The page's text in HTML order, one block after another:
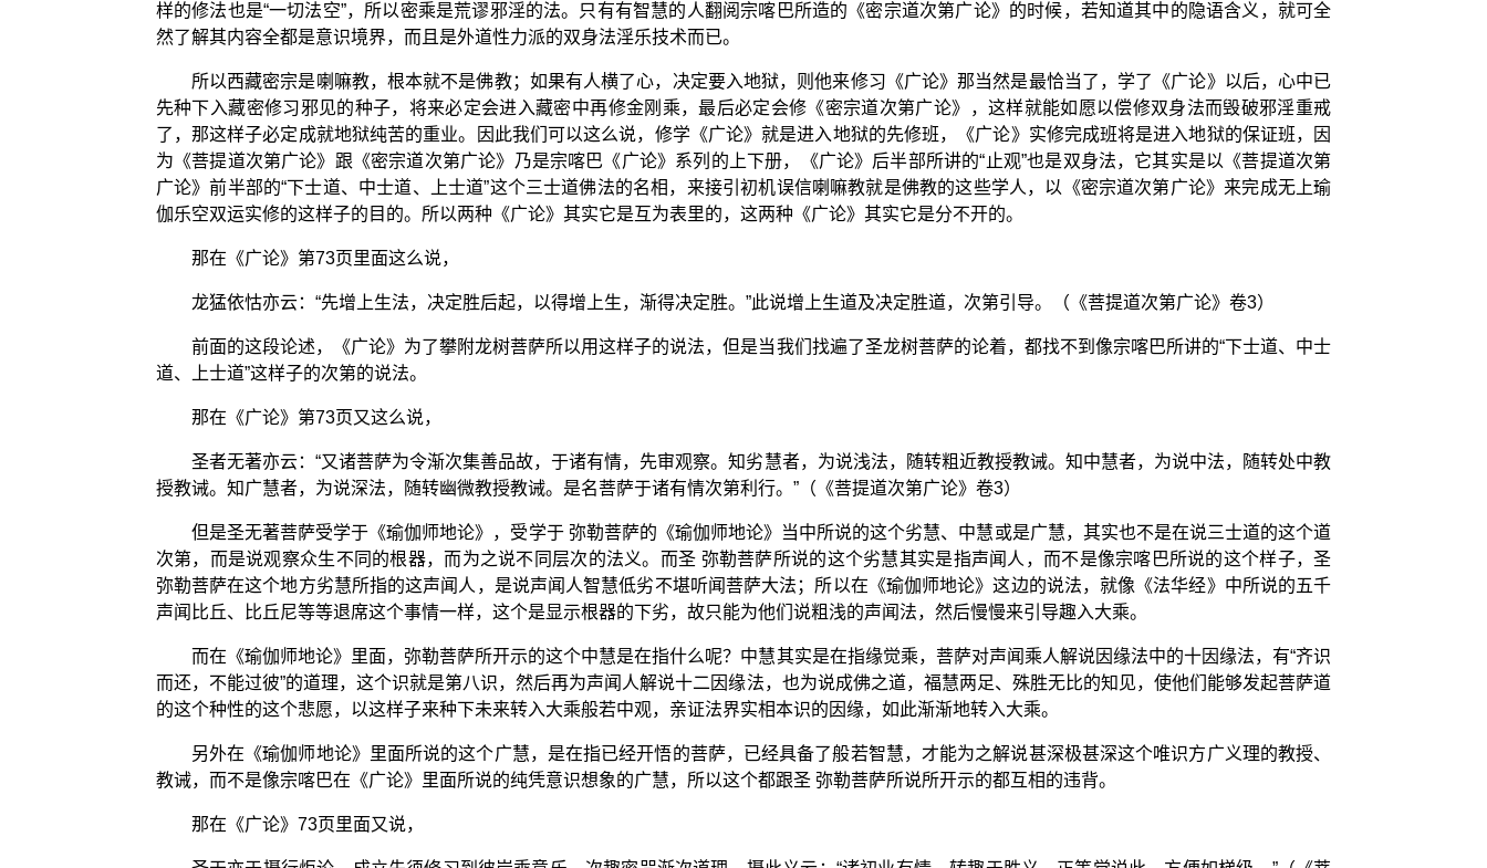
样的修法也是“一切法空”，所以密乘是荒谬邪淫的法。只有有智慧的人翻阅宗喀巴所造的《密宗道次第广论》的时候，若知道其中的隐语含义，就可全
然了解其内容全都是意识境界，而且是外道性力派的双身法淫乐技术而已。
所以西藏密宗是喇嘛教，根本就不是佛教；如果有人横了心，决定要入地狱，则他来修习《广论》那当然是最恰当了，学了《广论》以后，心中已
先种下入藏密修习邪见的种子，将来必定会进入藏密中再修金刚乘，最后必定会修《密宗道次第广论》，这样就能如愿以偿修双身法而毁破邪淫重戒
了，那这样子必定成就地狱纯苦的重业。因此我们可以这么说，修学《广论》就是进入地狱的先修班，《广论》实修完成班将是进入地狱的保证班，因
为《菩提道次第广论》跟《密宗道次第广论》乃是宗喀巴《广论》系列的上下册，《广论》后半部所讲的“止观”也是双身法，它其实是以《菩提道次第
广论》前半部的“下士道、中士道、上士道”这个三士道佛法的名相，来接引初机误信喇嘛教就是佛教的这些学人，以《密宗道次第广论》来完成无上瑜
伽乐空双运实修的这样子的目的。所以两种《广论》其实它是互为表里的，这两种《广论》其实它是分不开的。
那在《广论》第73页里面这么说，
龙猛依怙亦云：“先增上生法，决定胜后起，以得增上生，渐得决定胜。”此说增上生道及决定胜道，次第引导。（《菩提道次第广论》卷3）
前面的这段论述，《广论》为了攀附龙树菩萨所以用这样子的说法，但是当我们找遍了圣龙树菩萨的论着，都找不到像宗喀巴所讲的“下士道、中士
道、上士道”这样子的次第的说法。
那在《广论》第73页又这么说，
圣者无著亦云：“又诸菩萨为令渐次集善品故，于诸有情，先审观察。知劣慧者，为说浅法，随转粗近教授教诫。知中慧者，为说中法，随转处中教
授教诫。知广慧者，为说深法，随转幽微教授教诫。是名菩萨于诸有情次第利行。”（《菩提道次第广论》卷3）
但是圣无著菩萨受学于《瑜伽师地论》，受学于 弥勒菩萨的《瑜伽师地论》当中所说的这个劣慧、中慧或是广慧，其实也不是在说三士道的这个道
次第，而是说观察众生不同的根器，而为之说不同层次的法义。而圣 弥勒菩萨所说的这个劣慧其实是指声闻人，而不是像宗喀巴所说的这个样子，圣
弥勒菩萨在这个地方劣慧所指的这声闻人，是说声闻人智慧低劣不堪听闻菩萨大法；所以在《瑜伽师地论》这边的说法，就像《法华经》中所说的五千
声闻比丘、比丘尼等等退席这个事情一样，这个是显示根器的下劣，故只能为他们说粗浅的声闻法，然后慢慢来引导趣入大乘。
而在《瑜伽师地论》里面，弥勒菩萨所开示的这个中慧是在指什么呢？中慧其实是在指缘觉乘，菩萨对声闻乘人解说因缘法中的十因缘法，有“齐识
而还，不能过彼”的道理，这个识就是第八识，然后再为声闻人解说十二因缘法，也为说成佛之道，福慧两足、殊胜无比的知见，使他们能够发起菩萨道
的这个种性的这个悲愿，以这样子来种下未来转入大乘般若中观，亲证法界实相本识的因缘，如此渐渐地转入大乘。
另外在《瑜伽师地论》里面所说的这个广慧，是在指已经开悟的菩萨，已经具备了般若智慧，才能为之解说甚深极甚深这个唯识方广义理的教授、
教诫，而不是像宗喀巴在《广论》里面所说的纯凭意识想象的广慧，所以这个都跟圣 弥勒菩萨所说所开示的都互相的违背。
那在《广论》73页里面又说，